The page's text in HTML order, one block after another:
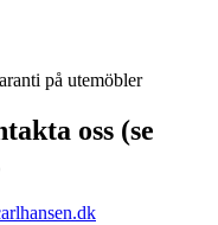
på utemöbler
oss (se